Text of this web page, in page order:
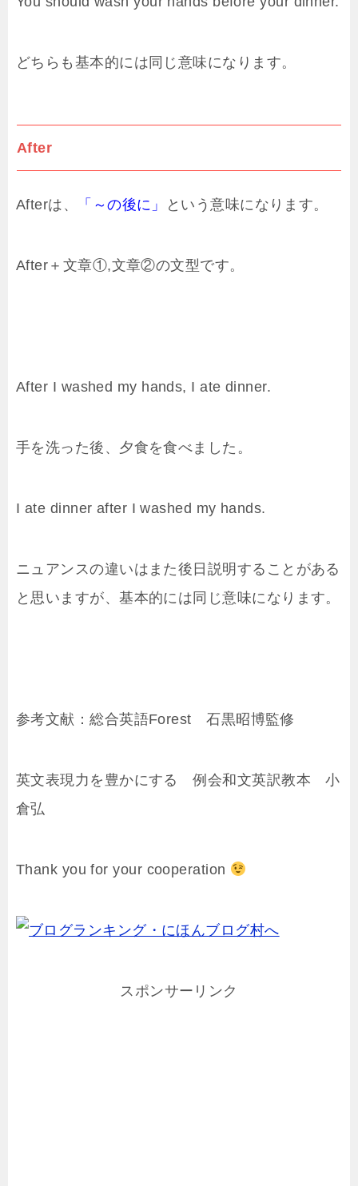
どちらも基本的には同じ意味になります。
After
Afterは、 「～の後に」 という意味になります。
After＋文章①,文章②の文型です。
After I washed my hands, I ate dinner.
手を洗った後、夕食を食べました。
I ate dinner after I washed my hands.
ニュアンスの違いはまた後日説明することがある
と思いますが、基本的には同じ意味になります。
参考文献：総合英語Forest 石黒昭博監修
英文表現力を豊かにする 例会和文英訳教本 小
倉弘
Thank you for your cooperation
スポンサーリンク